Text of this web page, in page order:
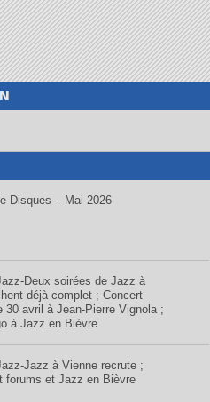
Disques – Mai 2026
Deux soirées de Jazz à
déjà complet ; Concert
30 avril à Jean-Pierre Vignola ;
à Jazz en Bièvre
Jazz à Vienne recrute ;
forums et Jazz en Bièvre